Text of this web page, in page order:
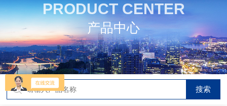
PRODUCT CENTER
产品中心